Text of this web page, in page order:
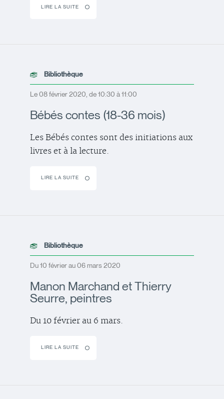
LIRE LA SUITE
Bibliothèque
Le 08 février 2020, de 10:30 à 11:00
Bébés contes (18-36 mois)
Les Bébés contes sont des initiations aux
livres et à la lecture.
LIRE LA SUITE
Bibliothèque
Du 10 février au 06 mars 2020
Manon Marchand et Thierry
Seurre, peintres
Du 10 février au 6 mars.
LIRE LA SUITE